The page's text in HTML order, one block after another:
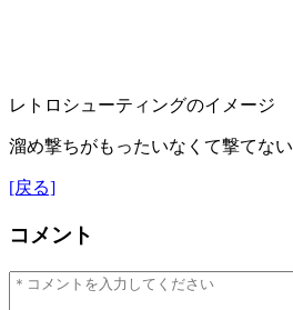
レトロシューティングのイメージ
溜め撃ちがもったいなくて撃てない
[戻る]
コメント